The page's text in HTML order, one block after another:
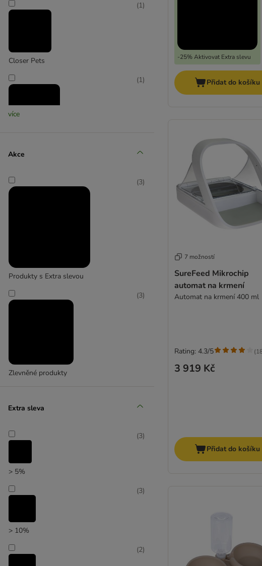
Closer Pets
(1)
(1)
savic
více
Akce
Produkty s Extra slevou
(3)
Zlevněné produkty
(3)
Extra sleva
> 5%
(3)
> 10%
(3)
(2)
-25% Aktivovat Extra slevu
Přidat do košíku
7 možností
SureFeed Mikrochip
automat na krmení
Automat na krmení 400 ml
3 919 Kč
Rating: 4.3/5 (
Přidat do košíku